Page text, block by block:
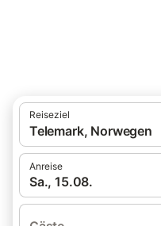
Reiseziel
Telemark, Norwegen
Anreise
Sa., 15.08.